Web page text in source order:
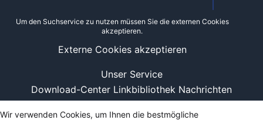
Unser Service
Download-Center Linkbibliothek Nachrichten
Um den Suchservice zu nutzen müssen Sie die externen Cookies
akzeptieren.
Externe Cookies akzeptieren
Wir verwenden Cookies, um Ihnen die bestmögliche